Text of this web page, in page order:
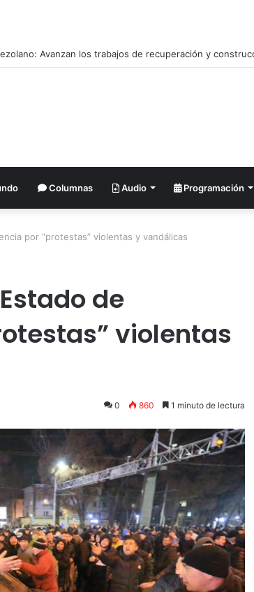
al diálogo con EE. UU. sobre bases de respeto
Columnas Audio Programación
por “protestas” violentas y vandálicas
de
violentas
0 860 1 minuto de lectura